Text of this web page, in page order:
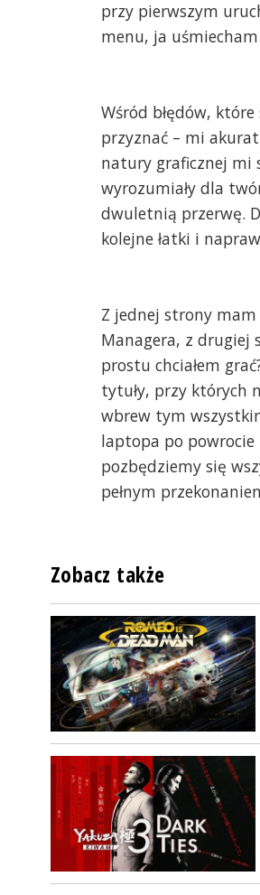
przy pierwszym
menu, ja
Wśród błędów,
przyznać – mi
natury graficznej mi
wyrozumiały dla
dwuletnią przerwę.
kolejne łatki i
Z jednej strony mam
Managera, z drugiej
prostu chciałem
tytuły, przy których
wbrew tym
laptopa po powrocie
pozbędziemy się
pełnym
Zobacz także